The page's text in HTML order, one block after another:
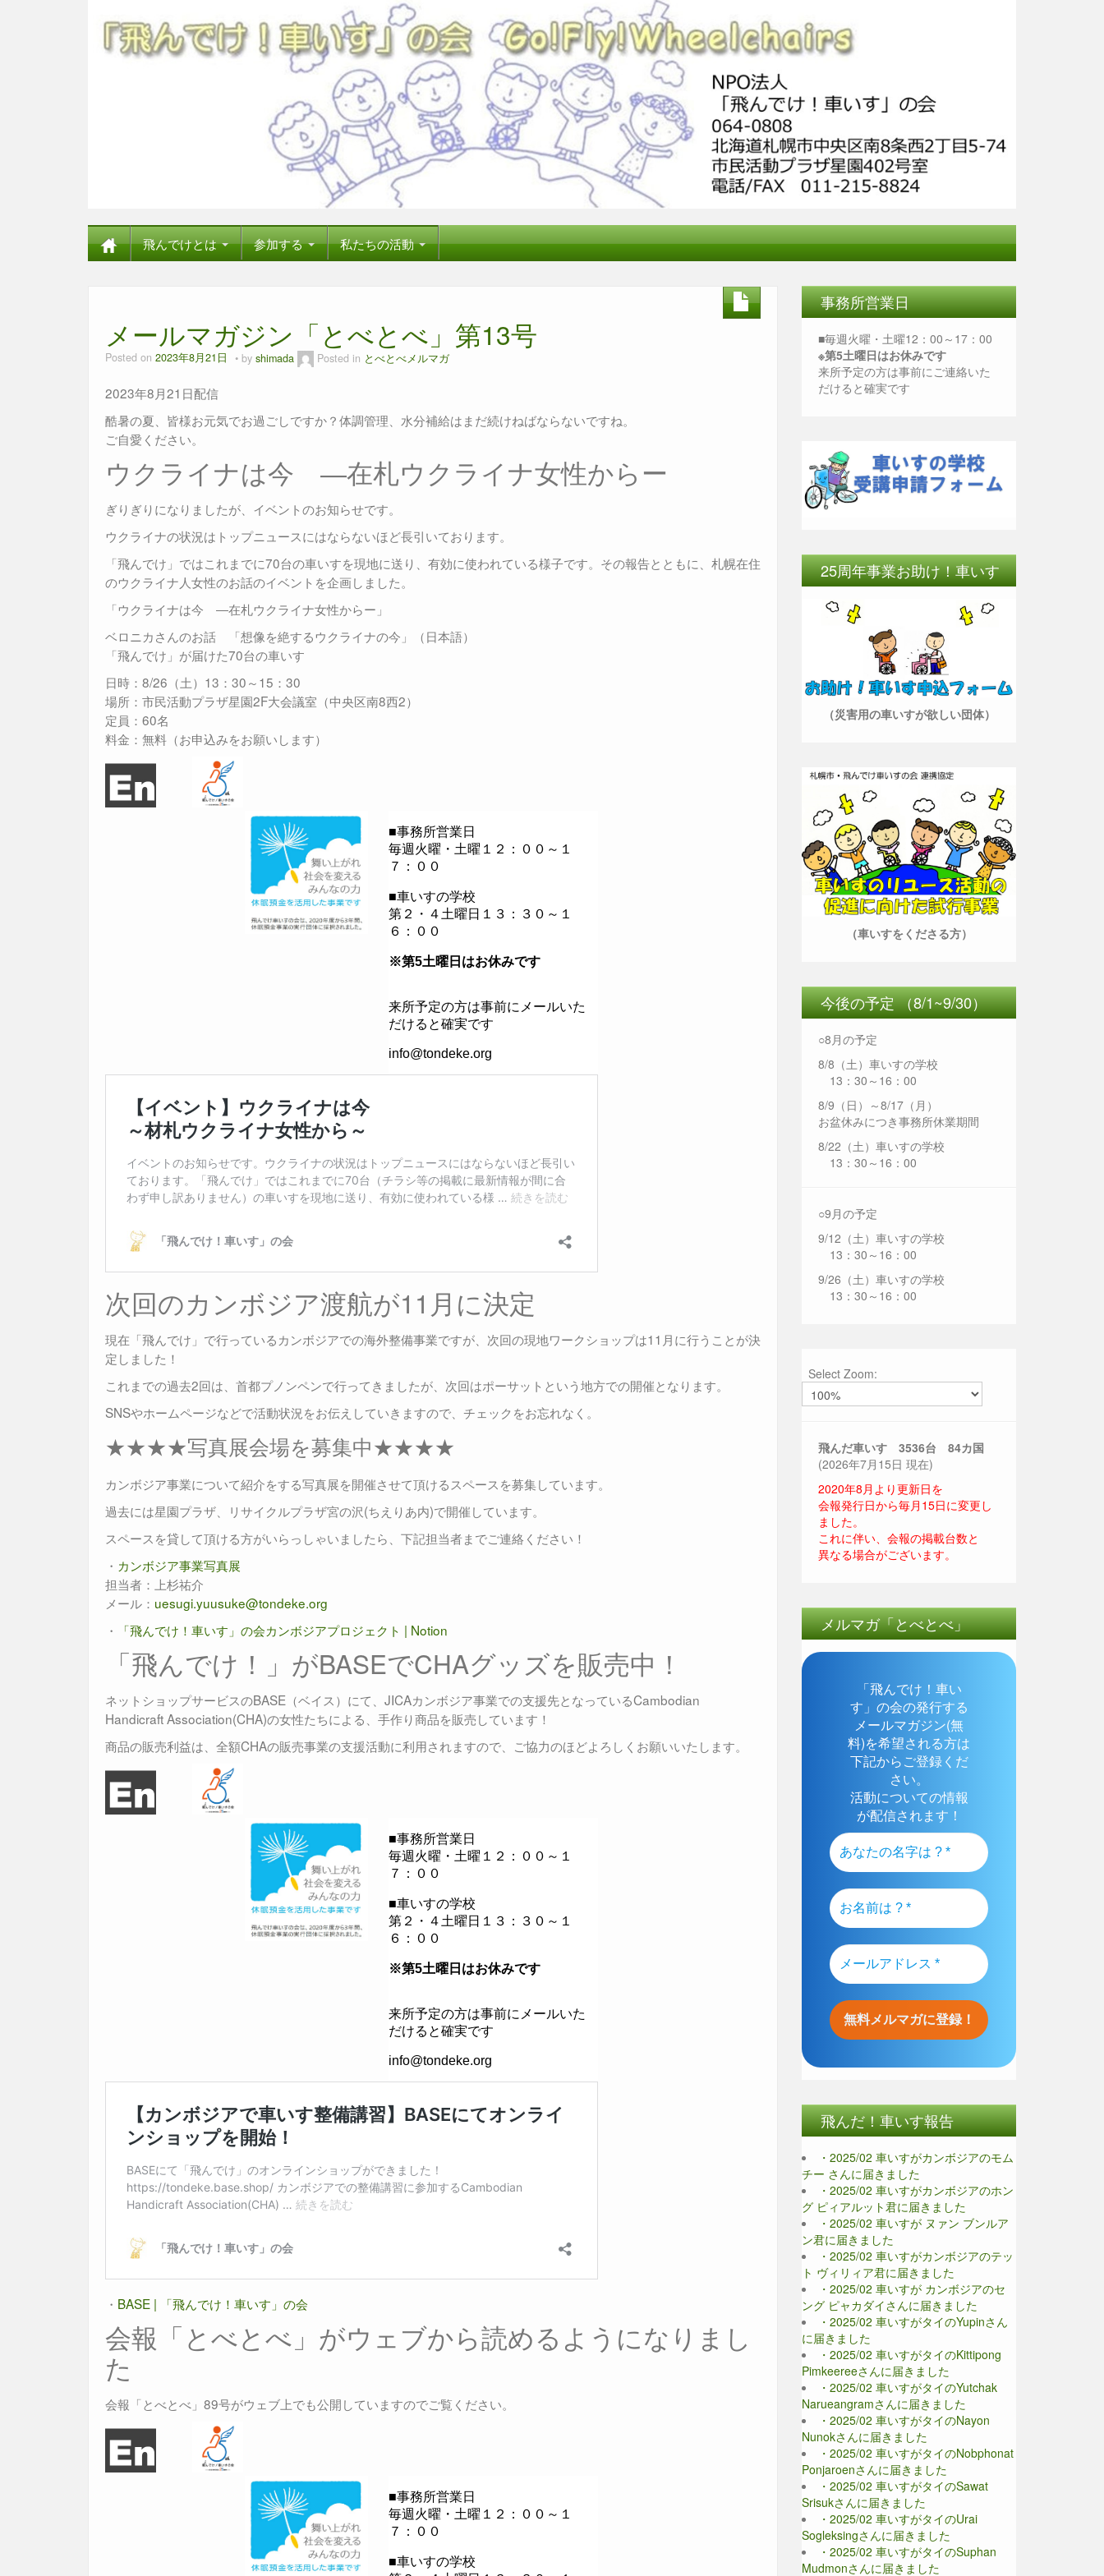
飛んでけとは 参加する 私たちの活動
メールマガジン「とべとべ」第13号
Posted on 2023年8月21日 by shimada Posted in とべとべメルマガ
2023年8月21日配信
酷暑の夏、皆様お元気でお過ごしですか？体調管理、水分補給はまだ続けねばならないですね。
ご自愛ください。
ウクライナは今 ―在札ウクライナ女性からー
ぎりぎりになりましたが、イベントのお知らせです。
ウクライナの状況はトップニュースにはならないほど長引いております。
「飛んでけ」ではこれまでに70台の車いすを現地に送り、有効に使われている様子です。その報告とともに、札幌在住
のウクライナ人女性のお話のイベントを企画しました。
「ウクライナは今 ―在札ウクライナ女性からー」
ベロニカさんのお話 「想像を絶するウクライナの今」（日本語）
「飛んでけ」が届けた70台の車いす
日時：8/26（土）13：30～15：30
場所：市民活動プラザ星園2F大会議室（中央区南8西2）
定員：60名
料金：無料（お申込みをお願いします）
次回のカンボジア渡航が11月に決定
現在「飛んでけ」で行っているカンボジアでの海外整備事業ですが、次回の現地ワークショップは11月に行うことが決
定しました！
これまでの過去2回は、首都プノンペンで行ってきましたが、次回はポーサットという地方での開催となります。
SNSやホームページなどで活動状況をお伝えしていきますので、チェックをお忘れなく。
★★★★写真展会場を募集中★★★★
カンボジア事業について紹介をする写真展を開催させて頂けるスペースを募集しています。
過去には星園プラザ、リサイクルプラザ宮の沢(ちえりあ内)で開催しています。
スペースを貸して頂ける方がいらっしゃいましたら、下記担当者までご連絡ください！
・ カンボジア事業写真展
担当者：上杉祐介
メール： uesugi.yuusuke@tondeke.org
・
「飛んでけ！車いす」の会カンボジアプロジェクト | Notion
「飛んでけ！」がBASEでCHAグッズを販売中！
ネットショップサービスのBASE（ベイス）にて、JICAカンボジア事業での支援先となっているCambodian
Handicraft Association(CHA)の女性たちによる、手作り商品を販売しています！
商品の販売利益は、全額CHAの販売事業の支援活動に利用されますので、ご協力のほどよろしくお願いいたします。
・ BASE | 「飛んでけ！車いす」の会
会報「とべとべ」がウェブから読めるようになりまし
た
会報「とべとべ」89号がウェブ上でも公開していますのでご覧ください。
事務所営業日
■毎週火曜・土曜12：00～17：00
※第5土曜日はお休みです
来所予定の方は事前にご連絡いた
だけると確実です
25周年事業お助け！車いす
（災害用の車いすが欲しい団体）
（車いすをくださる方）
今後の予定 （8/1~9/30）
○8月の予定
8/8（土）車いすの学校
13：30～16：00
8/9（日）～8/17（月）
お盆休みにつき事務所休業期間
8/22（土）車いすの学校
13：30～16：00
○9月の予定
9/12（土）車いすの学校
13：30～16：00
9/26（土）車いすの学校
13：30～16：00
Select Zoom:
飛んだ車いす 3536台 84カ国
(2026年7月15日 現在)
2020年8月より更新日を
会報発行日から毎月15日に変更し
ました。
これに伴い、会報の掲載台数と
異なる場合がございます。
メルマガ「とべとべ」
「飛んでけ！車い
す」の会の発行する
メールマガジン(無
料)を希望される方は
下記からご登録くだ
さい。
活動についての情報
が配信されます！
飛んだ！車いす報告
・2025/02 車いすがカンボジアのモム
チー さんに届きました
・2025/02 車いすがカンボジアのホン
グ ピィアルット君に届きました
・2025/02 車いすが ヌァン ブンルア
ン君に届きました
・2025/02 車いすがカンボジアのテッ
ト ヴィリィア君に届きました
・2025/02 車いすが カンボジアのセ
ング ピャカダイさんに届きました
・2025/02 車いすがタイのYupinさん
に届きました
・2025/02 車いすがタイのKittipong
Pimkeereeさんに届きました
・2025/02 車いすがタイのYutchak
Narueangramさんに届きました
・2025/02 車いすがタイのNayon
Nunokさんに届きました
・2025/02 車いすがタイのNobphonat
Ponjaroenさんに届きました
・2025/02 車いすがタイのSawat
Srisukさんに届きました
・2025/02 車いすがタイのUrai
Sogleksingさんに届きました
・2025/02 車いすがタイのSuphan
Mudmonさんに届きました